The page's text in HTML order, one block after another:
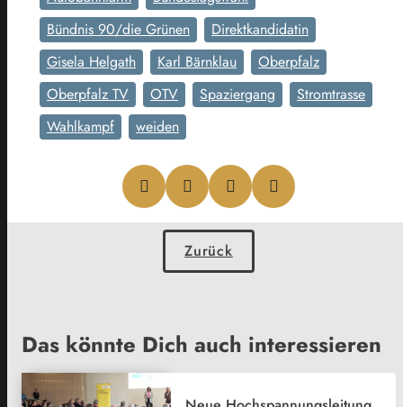
Bündnis 90/die Grünen
Direktkandidatin
Gisela Helgath
Karl Bärnklau
Oberpfalz
Oberpfalz TV
OTV Spaziergang
Stromtrasse
Wahlkampf
weiden
Zurück
Das könnte Dich auch interessieren